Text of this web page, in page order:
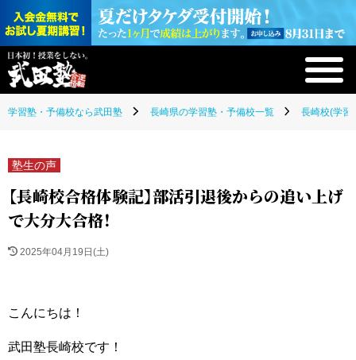
学習塾・予備校なら武田塾 長崎県の学習塾・予備校一覧 長崎校(学習
塾生の声
【長崎校合格体験記】部活引退後からの追い上げ
で大分大合格！
2025年04月19日(土)
こんにちは！
武田塾長崎校です！